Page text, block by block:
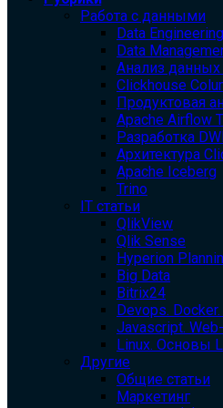
Работа с данными
Data Engineering
Data
Анализ данных
Clickhouse
Продуктовая
Apache Airflow
Разработка
Архитектура
Apache Iceberg
Trino
IT статьи
QlikView
Qlik Sense
Hyperion
Big Data
Bitrix24
Devops.
Javascript.
Linux. Основы
Другие
Общие статьи
Маркетинг